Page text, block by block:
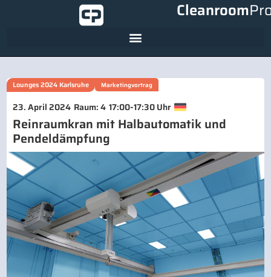
Cleanroom
Lounges 2024 Karlsruhe Marketingvortrag
23. April 2024 Raum: 4 17:00-17:30 Uhr
Reinraumkran mit Halbautomatik und
Pendeldämpfung